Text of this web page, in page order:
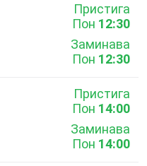
Пристига
Пон 12:30
Заминава
Пон 12:30
Пристига
Пон 14:00
Заминава
Пон 14:00